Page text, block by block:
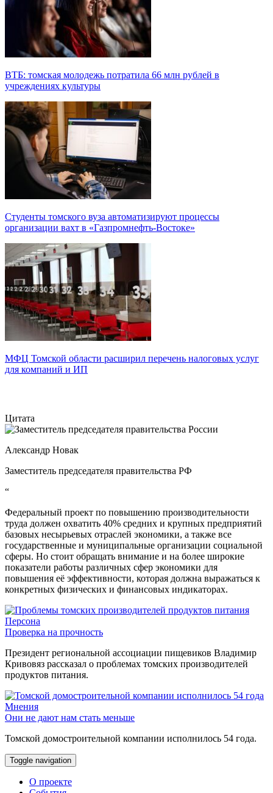
ВТБ: томская молодежь потратила 66 млн рублей в
учреждениях культуры
Студенты томского вуза автоматизируют процессы
организации вахт в «Газпромнефть-Востоке»
МФЦ Томской области расширил перечень налоговых услуг
для компаний и ИП
Цитата
Александр Новак
Заместитель председателя правительства РФ
“
Федеральный проект по повышению производительности
труда должен охватить 40% средних и крупных предприятий
базовых несырьевых отраслей экономики, а также все
государственные и муниципальные организации социальной
сферы. Но стоит обращать внимание и на более широкие
показатели работы различных сфер экономики для
повышения её эффективности, которая должна выражаться к
конкретных физических и финансовых индикаторах.
Персона
Проверка на прочность
Президент региональной ассоциации пищевиков Владимир
Кривовяз рассказал о проблемах томских производителей
продуктов питания.
Мнения
Они не дают нам стать меньше
Томской домостроительной компании исполнилось 54 года.
Toggle navigation
О проекте